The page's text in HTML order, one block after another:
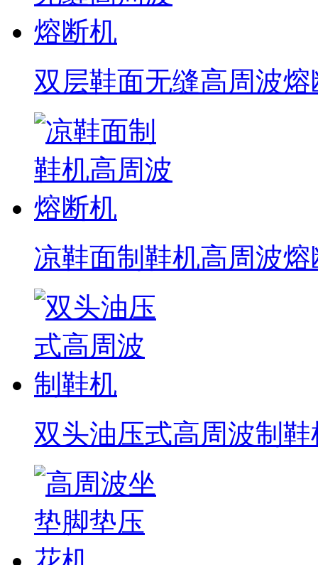
双层鞋面无缝高周波熔
凉鞋面制鞋机高周波熔
双头油压式高周波制鞋